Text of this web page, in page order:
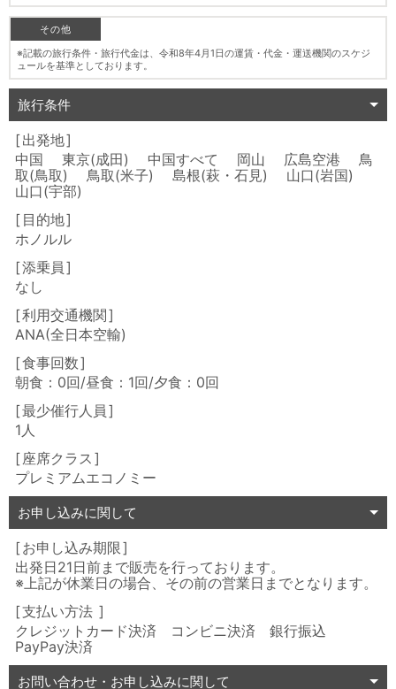
その他
※記載の旅行条件・旅行代金は、令和8年4月1日の運賃・代金・運送機関のスケジ
ュールを基準としております。
旅行条件
出発地
中国 東京(成田) 中国すべて 岡山 広島空港 鳥
取(鳥取) 鳥取(米子) 島根(萩・石見) 山口(岩国)
山口(宇部)
目的地
ホノルル
添乗員
なし
利用交通機関
ANA(全日本空輸)
食事回数
朝食：0回/昼食：1回/夕食：0回
最少催行人員
1人
座席クラス
プレミアムエコノミー
お申し込みに関して
お申し込み期限
出発日21日前まで販売を行っております。
※上記が休業日の場合、その前の営業日までとなります。
支払い方法
クレジットカード決済 コンビニ決済 銀行振込
PayPay決済
お問い合わせ・お申し込みに関して